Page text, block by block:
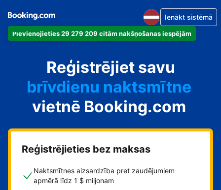
Pievienojieties 29 279 209 citām nakšņošanas iespējām
Ienākt sistēmā
Reģistrējiet savu
dzīvokli
viesnīcu
brīvdienu naktsmītne
viesu namu
pansiju
vietnē Booking.com
Reģistrējieties bez maksas
Naktsmītnes aizsardzība pret zaudējumiem
apmērā līdz 1 $ miljonam